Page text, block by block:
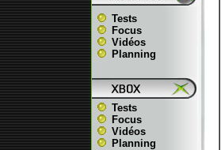
Tests
Focus
Vidéos
Planning
Tests
Focus
Vidéos
Planning